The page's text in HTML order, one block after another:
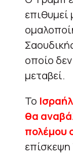
οποίο
μεταβεί.
Το Ισραήλ
θα
πολέμου